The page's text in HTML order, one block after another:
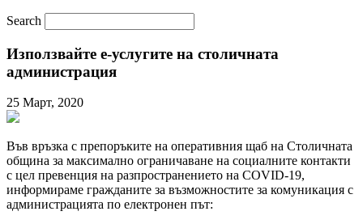
Search
Използвайте е-услугите на столичната
администрация
25 Март, 2020
Във връзка с препоръките на оперативния щаб на Столичната
община за максимално ограничаване на социалните контакти
с цел превенция на разпространението на COVID-19,
информираме гражданите за възможностите за комуникация с
администрацията по електронен път: